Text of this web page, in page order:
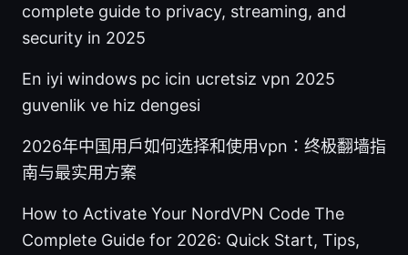
complete guide to privacy, streaming, and
security in 2025
En iyi windows pc icin ucretsiz vpn 2025
guvenlik ve hiz dengesi
2026年中国用户如何选择和使用vpn：终极翻墙指
南与最实用方案
How to Activate Your NordVPN Code The
Complete Guide for 2026: Quick Start, Tips,